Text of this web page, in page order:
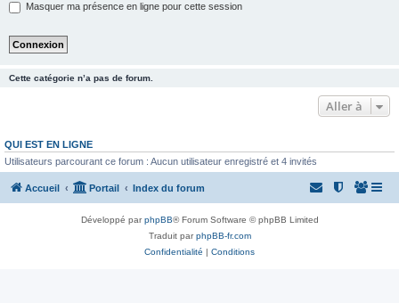
Masquer ma présence en ligne pour cette session
Cette catégorie n’a pas de forum.
Aller à
QUI EST EN LIGNE
Utilisateurs parcourant ce forum : Aucun utilisateur enregistré et 4 invités
Accueil Portail Index du forum
Développé parphpBB® Forum Software © phpBB Limited
Traduit parphpBB-fr.com
Confidentialité | Conditions